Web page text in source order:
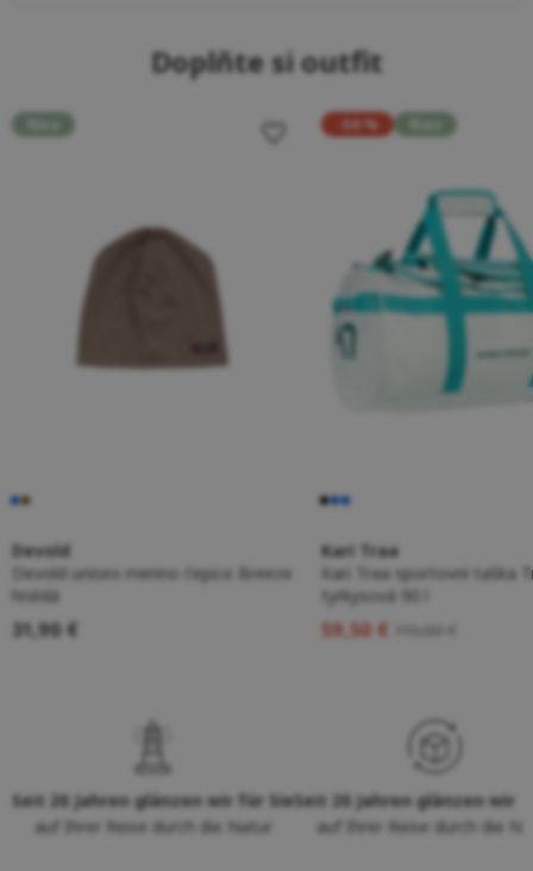
Doplňte si outfit
Devold
Devold unisex merino čepice Breeze
hnědá
31,90 €
-50 %
Kari Traa
Kari Traa sportovní taška
tyrkysová 90 l
59,50 €
Seit 20 Jahren glänzen wir für Sie
auf Ihrer Reise durch die Natur
Seit 20 Jahren glänzen wir
auf Ihrer Reise durch die